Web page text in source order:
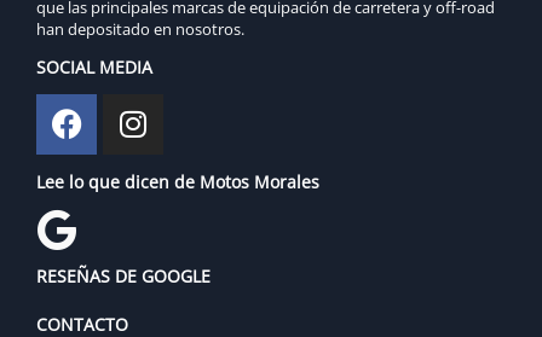
que las principales marcas de equipación de carretera y off-road
han depositado en nosotros.
SOCIAL MEDIA
Lee lo que dicen de Motos Morales
RESEÑAS DE GOOGLE
CONTACTO